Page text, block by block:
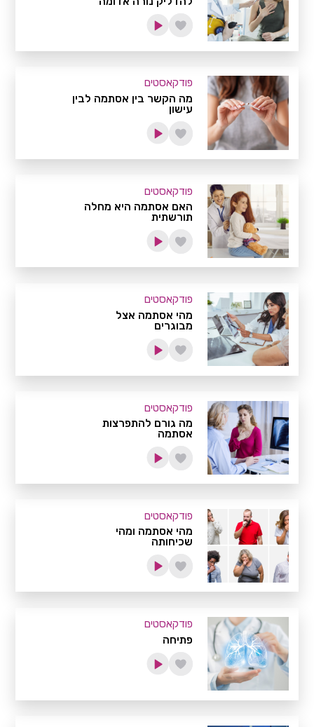
פודקאסטים
מה הקשר בין אסתמה לבין
עישון
פודקאסטים
האם אסתמה היא מחלה
תורשתית
פודקאסטים
מהי אסתמה אצל
מבוגרים
פודקאסטים
מה גורם להתפרצות
אסתמה
פודקאסטים
מהי אסתמה ומהי
שכיחותה
פודקאסטים
פתיחה